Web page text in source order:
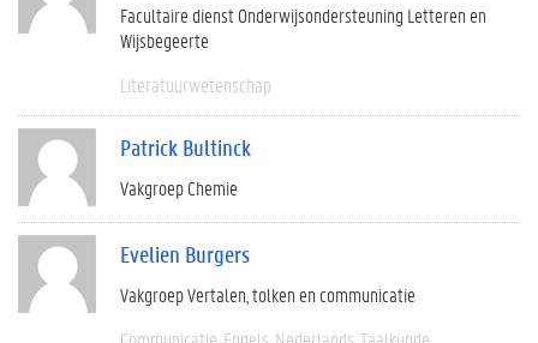
Facultaire dienst Onderwijsondersteuning Letteren en
Wijsbegeerte
Literatuurwetenschap
Patrick Bultinck
Vakgroep Chemie
Evelien Burgers
Vakgroep Vertalen, tolken en communicatie